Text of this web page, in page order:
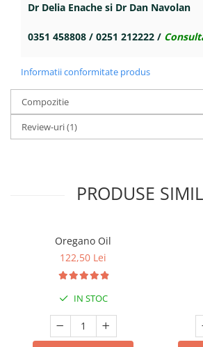
Dr Delia Enache si Dr Dan Navolan
0351 458808 / 0251 212222 /
Informatii conformitate produs
Compozitie
Review-uri(1)
PRODUSE
Oregano Oil
122,50 Lei
IN STOC